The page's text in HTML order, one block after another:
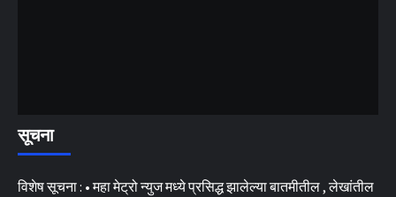
सूचना
विशेष सूचना : • महा मेट्रो न्युज मध्ये प्रसिद्ध झालेल्या बातमीतील , लेखांतील